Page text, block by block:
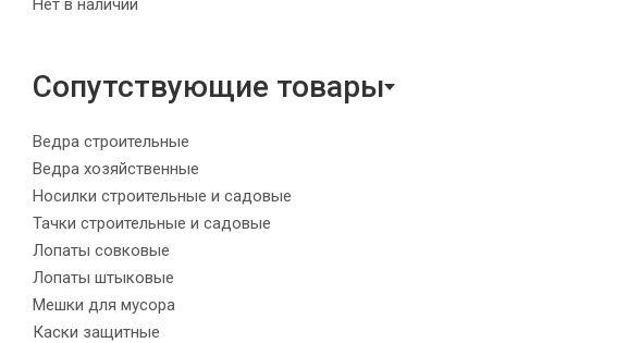
Сопутствующие товары
Ведра строительные
Ведра хозяйственные
Носилки строительные и садовые
Тачки строительные и садовые
Лопаты совковые
Лопаты штыковые
Мешки для мусора
Каски защитные